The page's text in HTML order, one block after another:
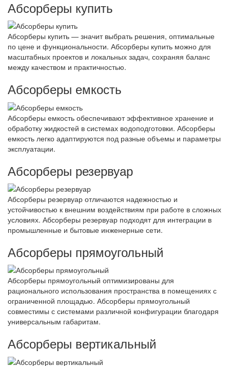
Абсорберы купить
Абсорберы купить — значит выбрать решения, оптимальные
по цене и функциональности. Абсорберы купить можно для
масштабных проектов и локальных задач, сохраняя баланс
между качеством и практичностью.
Абсорберы емкость
Абсорберы емкость обеспечивают эффективное хранение и
обработку жидкостей в системах водоподготовки. Абсорберы
емкость легко адаптируются под разные объемы и параметры
эксплуатации.
Абсорберы резервуар
Абсорберы резервуар отличаются надежностью и
устойчивостью к внешним воздействиям при работе в сложных
условиях. Абсорберы резервуар подходят для интеграции в
промышленные и бытовые инженерные сети.
Абсорберы прямоугольный
Абсорберы прямоугольный оптимизированы для
рационального использования пространства в помещениях с
ограниченной площадью. Абсорберы прямоугольный
совместимы с системами различной конфигурации благодаря
универсальным габаритам.
Абсорберы вертикальный